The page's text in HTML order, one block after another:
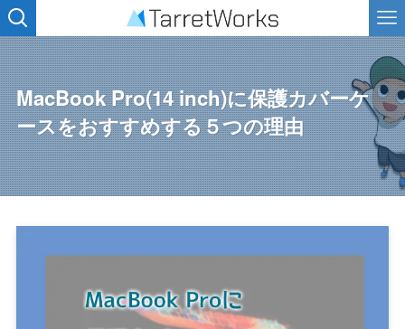
MacBook Pro(14 inch)に保護カバーケ
ースをおすすめする５つの理由